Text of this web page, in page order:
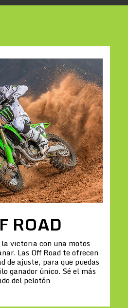
ROAD
victoria con una motos
Las Off Road te ofrecen
de ajuste, para que puedas
ganador único. Sé el más
del pelotón